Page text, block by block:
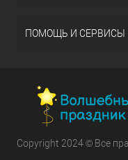
ПОМОЩЬ И СЕРВИСЫ
Copyright 2024 © Все